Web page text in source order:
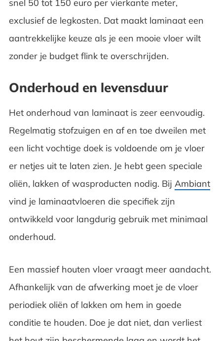
snel 50 tot 150 euro per vierkante meter,
exclusief de legkosten. Dat maakt laminaat een
aantrekkelijke keuze als je een mooie vloer wilt
zonder je budget flink te overschrijden.
Onderhoud en levensduur
Het onderhoud van laminaat is zeer eenvoudig.
Regelmatig stofzuigen en af en toe dweilen met
een licht vochtige doek is voldoende om je vloer
er netjes uit te laten zien. Je hebt geen speciale
oliën, lakken of wasproducten nodig. Bij Ambiant
vind je laminaatvloeren die specifiek zijn
ontwikkeld voor langdurig gebruik met minimaal
onderhoud.
Een massief houten vloer vraagt meer aandacht.
Afhankelijk van de afwerking moet je de vloer
periodiek oliën of lakken om hem in goede
conditie te houden. Doe je dat niet, dan verliest